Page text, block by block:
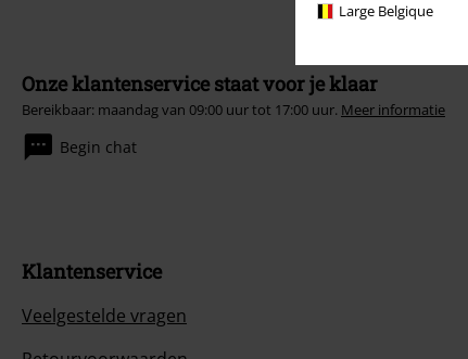
Large Belgique
Onze klantenservice staat voor je klaar
Bereikbaar: maandag van 09:00 uur tot 17:00 uur. Meer informatie
Begin chat
Klantenservice
Veelgestelde vragen